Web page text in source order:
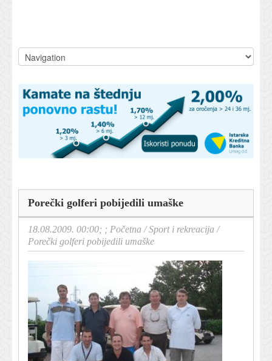
Porečki golferi pobijedili umaške
18.08.2009. 00:00; ; Početna /Sport i rekreacija /
Porečki golferi pobijedili umaške